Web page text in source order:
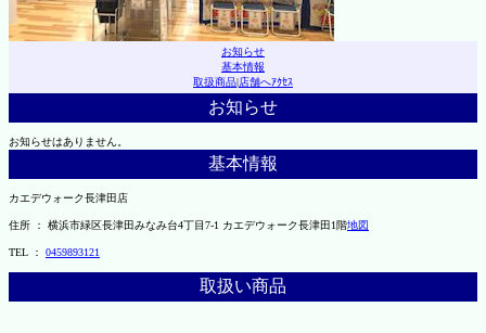
お知らせ
基本情報
取扱商品|店舗へｱｸｾｽ
お知らせ
お知らせはありません。
基本情報
カエデウォーク長津田店
住所 ： 横浜市緑区長津田みなみ台4丁目7-1 カエデウォーク長津田1階地図
TEL ： 0459893121
取扱い商品